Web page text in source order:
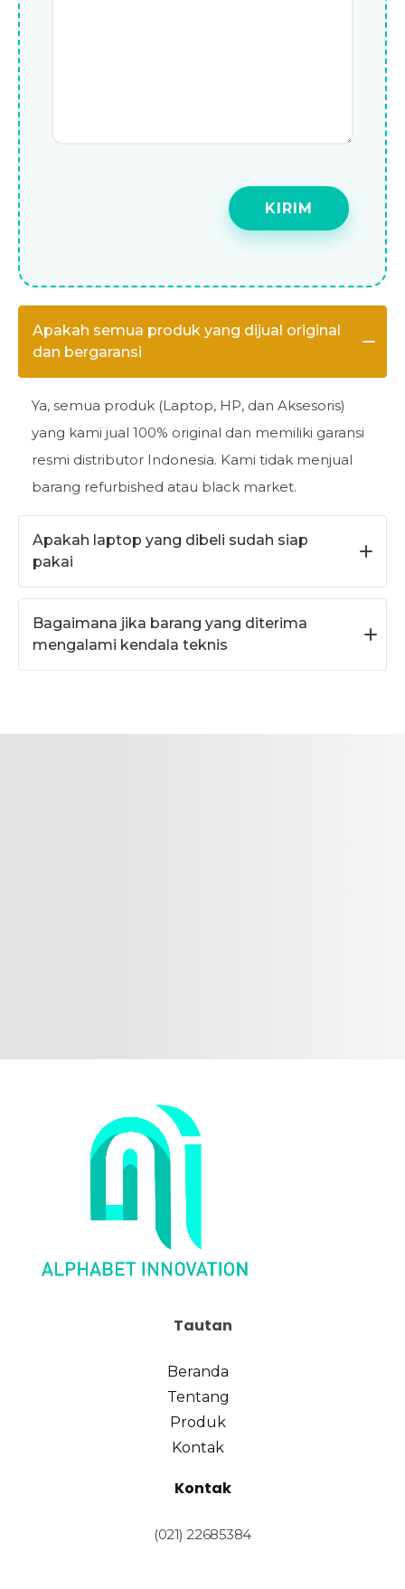
Apakah semua produk yang dijual original
dan bergaransi
Ya, semua produk (Laptop, HP, dan Aksesoris)
yang kami jual 100% original dan memiliki garansi
resmi distributor Indonesia. Kami tidak menjual
barang refurbished atau black market.
Apakah laptop yang dibeli sudah siap
pakai
Setiap pembelian laptop sudah termasuk
instalasi Windows original (bawaan pabrik) dan
kami bisa membantu menginstalkan aplikasi
Bagaimana jika barang yang diterima
mengalami kendala teknis
Tautan
Beranda
Tentang
Produk
Kontak
Kontak
(021) 22685384